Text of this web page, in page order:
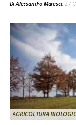
Di Alessandro Maresca 27
AGRICOLTURA